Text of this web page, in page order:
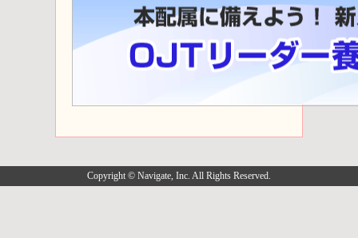
Copyright © Navigate, Inc. All Rights Reserved.